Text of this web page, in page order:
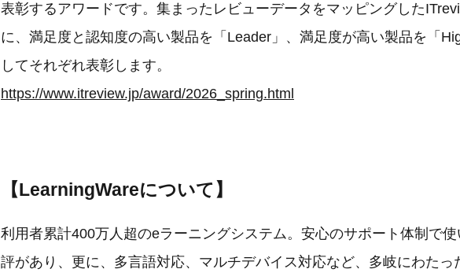
表彰するアワードです。集まったレビューデータをマッピングした
に、満足度と認知度の高い製品を「Leader」、満足度が高い製品を「
してそれぞれ表彰します。
https://www.itreview.jp/award/2026_spring.html
【LearningWareについて】
利用者累計400万人超のeラーニングシステム。安心のサポート体制で
評があり、更に、多言語対応、マルチデバイス対応など、多岐にわたっ